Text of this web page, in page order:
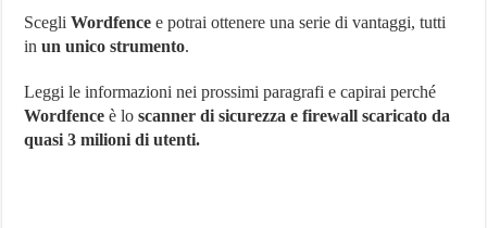
e
Bruta
ScegliWordfence e potrai ottenere una serie di vantaggi, tutti
inun unico strumento.
Leggi le informazioni nei prossimi paragrafi e capirai perché
Wordfence è loscanner di sicurezza e firewall scaricato da
quasi 3 milioni di utenti.